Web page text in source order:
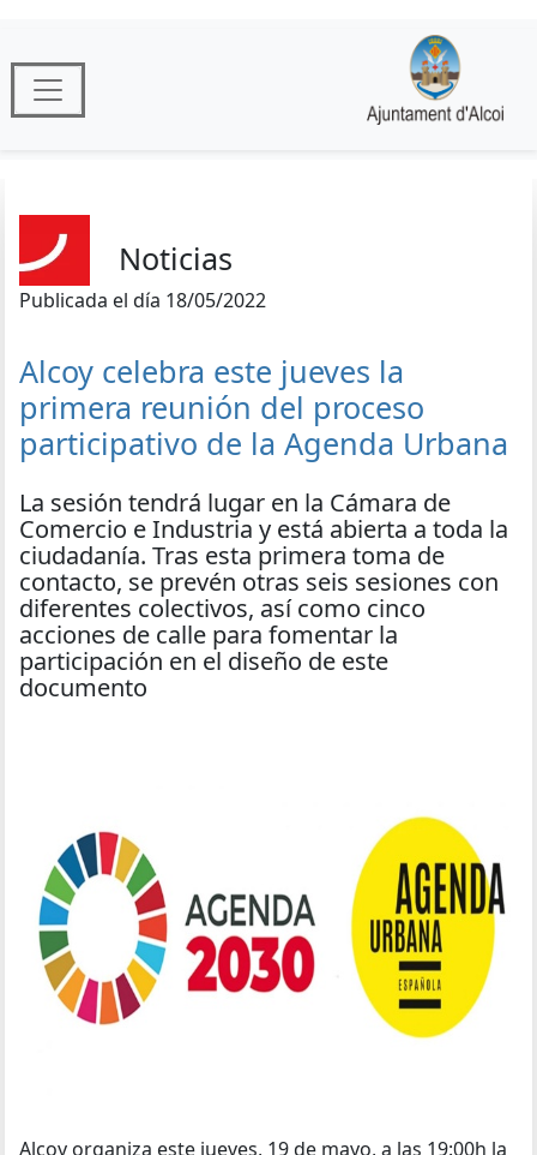
Noticias
Publicada el día 18/05/2022
Alcoy celebra este jueves la
primera reunión del proceso
participativo de la Agenda Urbana
La sesión tendrá lugar en la Cámara de
Comercio e Industria y está abierta a toda la
ciudadanía. Tras esta primera toma de
contacto, se prevén otras seis sesiones con
diferentes colectivos, así como cinco
acciones de calle para fomentar la
participación en el diseño de este
documento
Alcoy organiza este jueves, 19 de mayo, a las 19:00h la